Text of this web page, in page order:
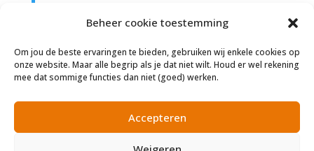
Beheer cookie toestemming
Om jou de beste ervaringen te bieden, gebruiken wij enkele cookies op
onze website. Maar alle begrip als je dat niet wilt. Houd er wel rekening
mee dat sommige functies dan niet (goed) werken.
Accepteren
spirituele pad.''
Florence Scovel Shinn
eenvoudig aan.''